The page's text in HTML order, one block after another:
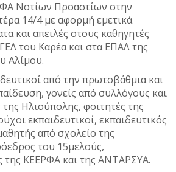
Νοτίων Προαστίων στην
14/4 με αφορμή εμετικά
και απειλές στους καθηγητές
του Καρέα και στα ΕΠΑΛ της
Αλίμου.
από την πρωτοβάθμια και
γονείς από συλλόγους και
Ηλιούπολης, φοιτητές της
εκπαιδευτικοί, εκπαιδευτικός
από σχολείο της
του 15μελούς,
της ΚΕΕΡΦΑ και της ΑΝΤΑΡΣΥΑ.